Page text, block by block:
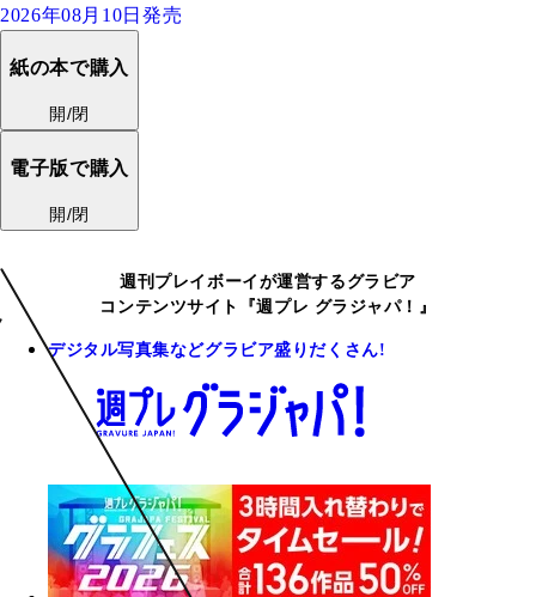
2026年08月10日発売
紙の本で購入
開/閉
電子版で購入
開/閉
週刊プレイボーイが運営するグラビア
コンテンツサイト『週プレ グラジャパ！』
デジタル写真集などグラビア盛りだくさん!